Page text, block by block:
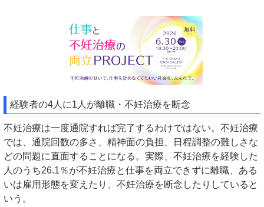
経験者の4人に1人が離職・不妊治療を断念
不妊治療は一度通院すれば完了するわけではない。不妊治療
では、通院回数の多さ、精神面の負担、日程調整の難しさな
どの問題に直面することになる。実際、不妊治療を経験した
人のうち26.1％が不妊治療と仕事を両立できずに離職、ある
いは雇用形態を変えたり、不妊治療を断念したりしていると
いう。